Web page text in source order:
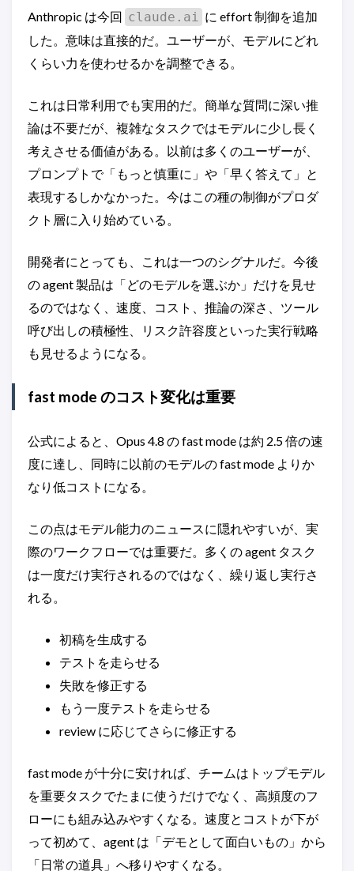
Anthropic は今回 claude.ai に effort 制御を追加
した。意味は直接的だ。ユーザーが、モデルにどれ
くらい力を使わせるかを調整できる。
これは日常利用でも実用的だ。簡単な質問に深い推
論は不要だが、複雑なタスクではモデルに少し長く
考えさせる価値がある。以前は多くのユーザーが、
プロンプトで「もっと慎重に」や「早く答えて」と
表現するしかなかった。今はこの種の制御がプロダ
クト層に入り始めている。
開発者にとっても、これは一つのシグナルだ。今後
の agent 製品は「どのモデルを選ぶか」だけを見せ
るのではなく、速度、コスト、推論の深さ、ツール
呼び出しの積極性、リスク許容度といった実行戦略
も見せるようになる。
fast mode のコスト変化は重要
公式によると、Opus 4.8 の fast mode は約 2.5 倍の速
度に達し、同時に以前のモデルの fast mode よりか
なり低コストになる。
この点はモデル能力のニュースに隠れやすいが、実
際のワークフローでは重要だ。多くの agent タスク
は一度だけ実行されるのではなく、繰り返し実行さ
れる。
初稿を生成する
テストを走らせる
失敗を修正する
もう一度テストを走らせる
review に応じてさらに修正する
fast mode が十分に安ければ、チームはトップモデル
を重要タスクでたまに使うだけでなく、高頻度のフ
ローにも組み込みやすくなる。速度とコストが下が
って初めて、agent は「デモとして面白いもの」から
「日常の道具」へ移りやすくなる。